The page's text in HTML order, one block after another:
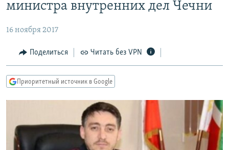
основному
Вернутся
главной
навигации
Вернутся
поиску
АВТОРСКИЕ ПРОЕКТЫ
ЦИТАТЫ СВОБОДЫ
МНЕНИЯ
IDEL.РЕАЛИИ
СЕВЕР.РЕАЛИИ
СИБИРЬ.РЕАЛИИ
министра внутренних дел Чечни
16 ноября 2017
Поделиться Читать без VPN
Приоритетный источник в Google